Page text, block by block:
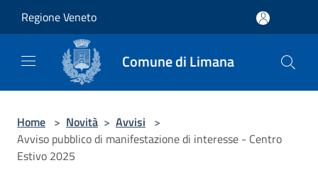
Regione Veneto
Comune di Limana
Home > Novità > Avvisi >
Avviso pubblico di manifestazione di interesse - Centro
Estivo 2025